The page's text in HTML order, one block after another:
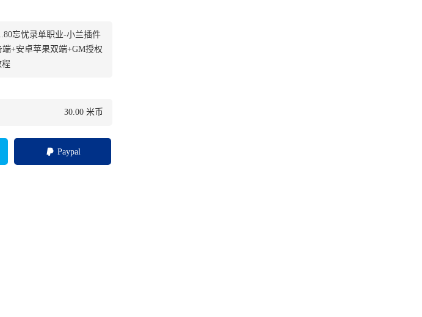
忘忧录单职业-小兰插件
+安卓苹果双端+GM授权
程
30.00 米币
Paypal